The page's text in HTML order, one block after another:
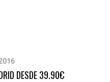
DESDE 39.90€